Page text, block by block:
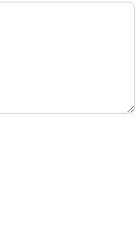
自由にご記入ください